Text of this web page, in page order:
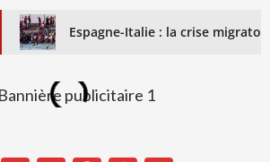
Espagne-Italie : la crise